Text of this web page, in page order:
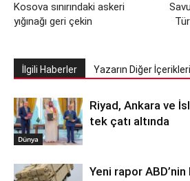
Kosova sınırındaki askeri
yığınağı geri çekin
İlgili Haberler Yazarın Diğer İçerikleri
Dünya
Riyad, Ankara ve
tek çatı altında
Yeni rapor